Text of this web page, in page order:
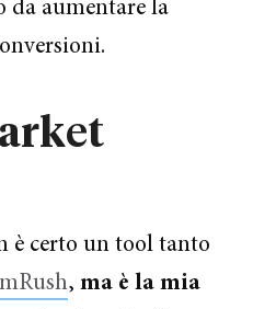
da aumentare la
è certo un tool tanto
,ma è la mia